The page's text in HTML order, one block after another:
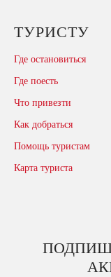
ТУРИСТУ
Где остановиться
Где поесть
Что привезти
Как добраться
Помощь туристам
Карта туриста